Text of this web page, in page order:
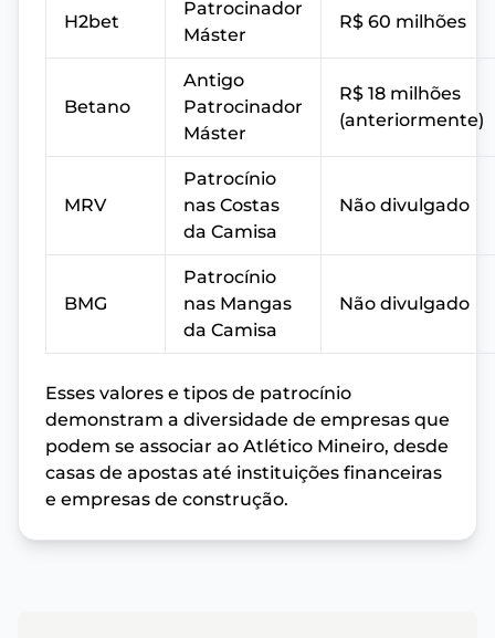
H2bet
Patrocinador
Máster
R$ 60 milhões
Betano
Antigo
Patrocinador
Máster
R$ 18 milhões
(anteriormente)
MRV
Patrocínio
nas Costas
da Camisa
Não divulgado
BMG
Patrocínio
nas Mangas
da Camisa
Não divulgado
Esses valores e tipos de patrocínio
demonstram a diversidade de empresas que
podem se associar ao Atlético Mineiro, desde
casas de apostas até instituições financeiras
e empresas de construção.